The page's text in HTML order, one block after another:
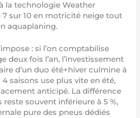
la technologie Weather
7 sur 10 en motricité neige tout
aquaplaning.
: si l’on comptabilise
deux fois l’an, l’investissement
d’un duo été+hiver culmine à
4 saisons use plus vite en été,
anticipé. La différence
reste souvent inférieure à 5 %,
pure des pneus dédiés